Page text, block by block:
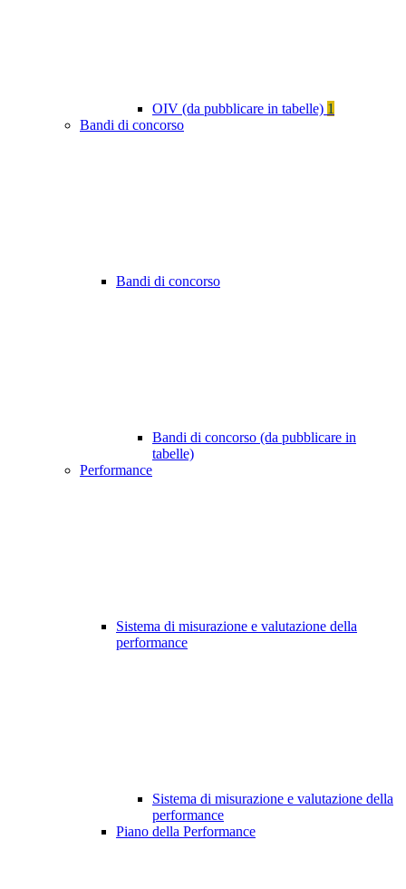
OIV (da pubblicare in tabelle) 1
Bandi di concorso
Bandi di concorso
Bandi di concorso (da pubblicare in
tabelle)
Performance
Sistema di misurazione e valutazione della
performance
Sistema di misurazione e valutazione della
performance
Piano della Performance